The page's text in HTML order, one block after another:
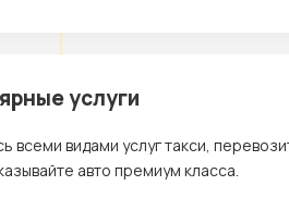
услуги
всеми видами услуг такси,
авто премиум класса.